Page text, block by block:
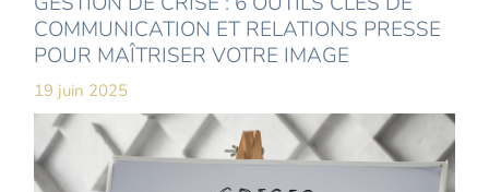
COMMUNICATION ET RELATIONS PRESSE
POUR MAÎTRISER VOTRE IMAGE
19 juin 2025